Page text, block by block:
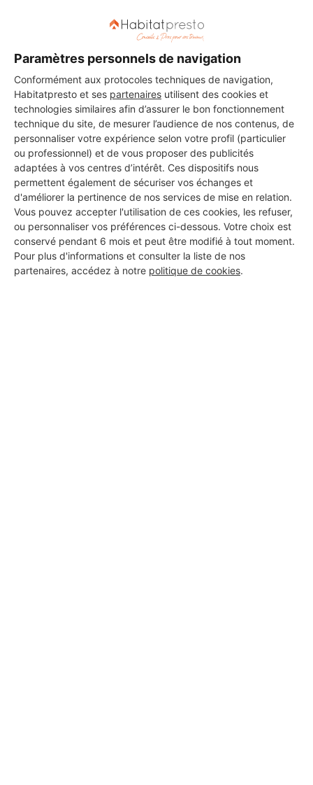
Paramètres personnels de navigation
Conformément aux protocoles techniques de navigation,
Habitatpresto et ses partenaires utilisent des cookies et
technologies similaires afin d’assurer le bon fonctionnement
technique du site, de mesurer l’audience de nos contenus, de
personnaliser votre expérience selon votre profil (particulier
ou professionnel) et de vous proposer des publicités
adaptées à vos centres d’intérêt. Ces dispositifs nous
permettent également de sécuriser vos échanges et
d'améliorer la pertinence de nos services de mise en relation.
Vous pouvez accepter l'utilisation de ces cookies, les refuser,
ou personnaliser vos préférences ci-dessous. Votre choix est
conservé pendant 6 mois et peut être modifié à tout moment.
Pour plus d'informations et consulter la liste de nos
partenaires, accédez à notre politique de cookies.
Les 4 autres Menuisiers pour
vos travaux à Sucé-sur-Erdre
TYPHA
Sucé-sur-Erdre
12 ans d'expérience
Voir sa fiche